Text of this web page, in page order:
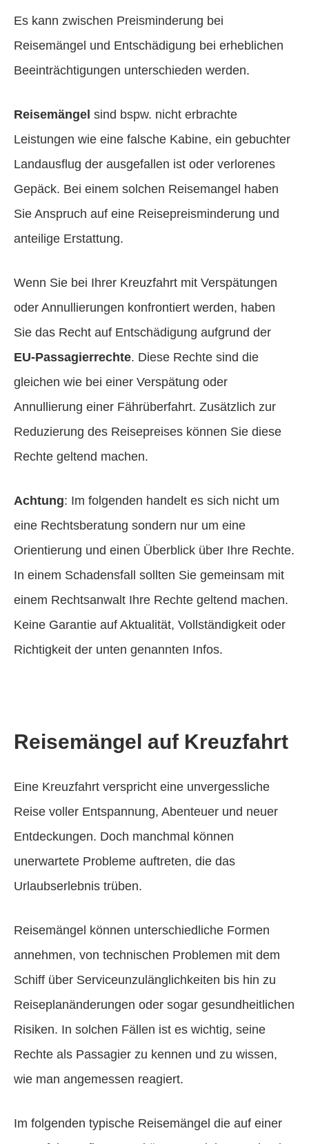
Es kann zwischen Preisminderung bei
Reisemängel und Entschädigung bei erheblichen
Beeinträchtigungen unterschieden werden.
Reisemängel sind bspw. nicht erbrachte
Leistungen wie eine falsche Kabine, ein gebuchter
Landausflug der ausgefallen ist oder verlorenes
Gepäck. Bei einem solchen Reisemangel haben
Sie Anspruch auf eine Reisepreisminderung und
anteilige Erstattung.
Wenn Sie bei Ihrer Kreuzfahrt mit Verspätungen
oder Annullierungen konfrontiert werden, haben
Sie das Recht auf Entschädigung aufgrund der
EU-Passagierrechte. Diese Rechte sind die
gleichen wie bei einer Verspätung oder
Annullierung einer Fährüberfahrt. Zusätzlich zur
Reduzierung des Reisepreises können Sie diese
Rechte geltend machen.
Achtung: Im folgenden handelt es sich nicht um
eine Rechtsberatung sondern nur um eine
Orientierung und einen Überblick über Ihre Rechte.
In einem Schadensfall sollten Sie gemeinsam mit
einem Rechtsanwalt Ihre Rechte geltend machen.
Keine Garantie auf Aktualität, Vollständigkeit oder
Richtigkeit der unten genannten Infos.
Reisemängel auf Kreuzfahrt
Eine Kreuzfahrt verspricht eine unvergessliche
Reise voller Entspannung, Abenteuer und neuer
Entdeckungen. Doch manchmal können
unerwartete Probleme auftreten, die das
Urlaubserlebnis trüben.
Reisemängel können unterschiedliche Formen
annehmen, von technischen Problemen mit dem
Schiff über Serviceunzulänglichkeiten bis hin zu
Reiseplanänderungen oder sogar gesundheitlichen
Risiken. In solchen Fällen ist es wichtig, seine
Rechte als Passagier zu kennen und zu wissen,
wie man angemessen reagiert.
Im folgenden typische Reisemängel die auf einer